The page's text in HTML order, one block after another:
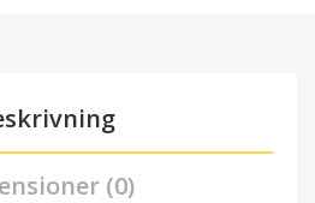
(0)